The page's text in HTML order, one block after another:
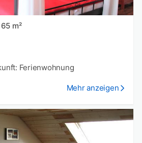
m²
Ferienwohnung
Mehr anzeigen